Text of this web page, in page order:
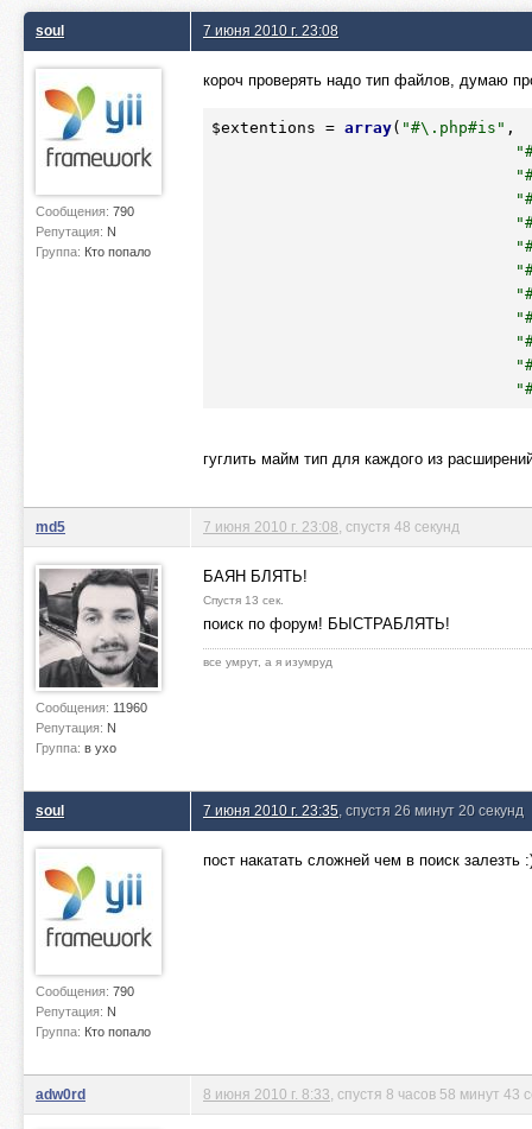
soul
Сообщения: 790
Репутация: N
Группа: Кто попало
7 июня 2010 г. 23:08
короч проверять надо тип файлов, думаю
$extentions = array( "#\.php#is" ,
гуглить майм тип для каждого из
md5
Сообщения: 11960
Репутация: N
Группа: в ухо
7 июня 2010 г. 23:08 , спустя 48 секунд
БАЯН БЛЯТЬ!
Спустя 13 сек.
поиск по форум! БЫСТРАБЛЯТЬ!
все умрут, а я изумруд
soul
Сообщения: 790
Репутация: N
Группа: Кто попало
7 июня 2010 г. 23:35 , спустя 26 минут 20 секунд
пост накатать сложней чем в поиск залезть
adw0rd 8 июня 2010 г. 8:33 , спустя 8 часов 58 минут 43